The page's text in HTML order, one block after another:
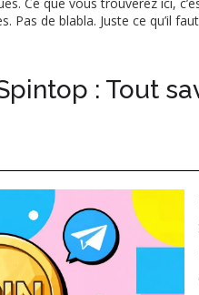
Pas de blabla. Juste ce qu’il
: Tout